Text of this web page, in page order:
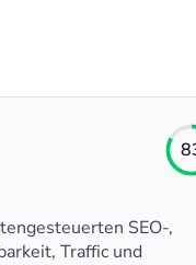
SEO-,
Traffic und